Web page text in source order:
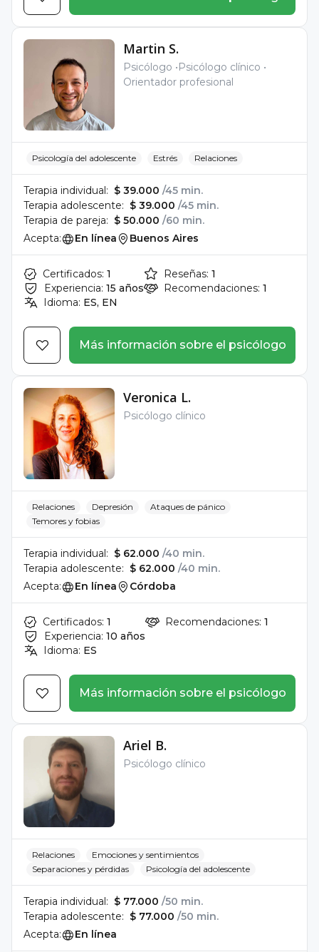
Martin S.
Psicólogo
Psicólogo clínico
Orientador profesional
Psicología del adolescente Estrés Relaciones
Terapia individual: $ 39.000 /45 min.
Terapia adolescente: $ 39.000 /45 min.
Terapia de pareja: $ 50.000 /60 min.
Acepta:
En línea Buenos Aires
Certificados: 1
Experiencia: 15 años
Idioma: ES, EN
Reseñas: 1
Recomendaciones: 1
Más información sobre el psicólogo
Veronica L.
Psicólogo clínico
Relaciones Depresión
Ataques de pánico
Temores y fobias
Terapia individual: $ 62.000 /40 min.
Terapia adolescente: $ 62.000 /40 min.
Acepta:
En línea Córdoba
Certificados: 1
Experiencia: 10 años
Idioma: ES
Recomendaciones: 1
Más información sobre el psicólogo
Ariel B.
Psicólogo clínico
Relaciones
Emociones y sentimientos
Separaciones y pérdidas
Psicología del adolescente
Terapia individual: $ 77.000 /50 min.
Terapia adolescente: $ 77.000 /50 min.
Acepta:
En línea